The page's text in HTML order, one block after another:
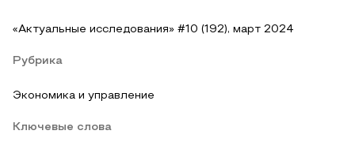
«Актуальные исследования» #10 (192), март 2024
Рубрика
Экономика и управление
Ключевые слова